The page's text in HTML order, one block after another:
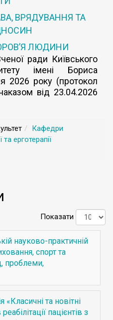
ВРЯДУВАННЯ ТА
ЛЮДИНИ
ради Київського
імені Бориса
2026 року (протокол
від 23.04.2026
Кафедри
ерготерапії
Показати
науково-практичній
спорт та
проблеми,
та новітні
пацієнтів з